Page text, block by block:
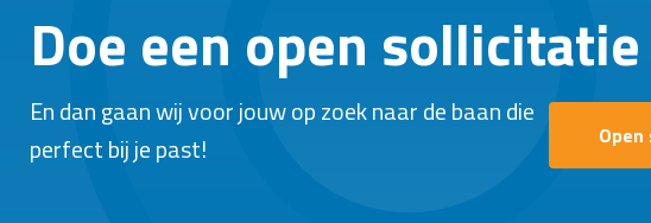
Doe een open sollicitatie
En dan gaan wij voor jouw op zoek naar de baan die
perfect bij je past!